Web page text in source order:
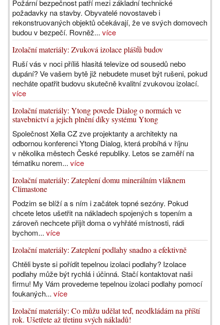
Požární bezpečnost patří mezi základní technické
požadavky na stavby. Obyvatelé novostaveb i
rekonstruovaných objektů očekávají, že ve svých domovech
budou v bezpečí. Rovněž... více
Izolační materiály: Zvuková izolace plášťů budov
Ruší vás v noci příliš hlasitá televize od sousedů nebo
dupání? Ve vašem bytě již nebudete muset být rušeni, pokud
necháte opatřit budovu skutečně kvalitní zvukovou izolací.
více
Izolační materiály: Ytong povede Dialog o normách ve
stavebnictví a jejich plnění díky systému Ytong
Společnost Xella CZ zve projektanty a architekty na
odbornou konferenci Ytong Dialog, která probíhá v říjnu
v několika městech České republiky. Letos se zaměří na
tématiku norem... více
Izolační materiály: Zateplení domu minerálním vláknem
Climastone
Podzim se blíží a s ním i začátek topné sezóny. Pokud
chcete letos ušetřit na nákladech spojených s topením a
zároveň nechcete přijít doma o vyhřáté místnosti, rádi
bychom... více
Izolační materiály: Zateplení podlahy snadno a efektivně
Chtěli byste si pořídit tepelnou izolaci podlahy? Izolace
podlahy může být rychlá i účinná. Stačí kontaktovat naši
firmu! My Vám provedeme tepelnou izolaci podlahy pomocí
foukaných... více
Izolační materiály: Co můžu udělat teď, neodkládám na příští
rok. Ušetřete až třetinu svých nákladů!